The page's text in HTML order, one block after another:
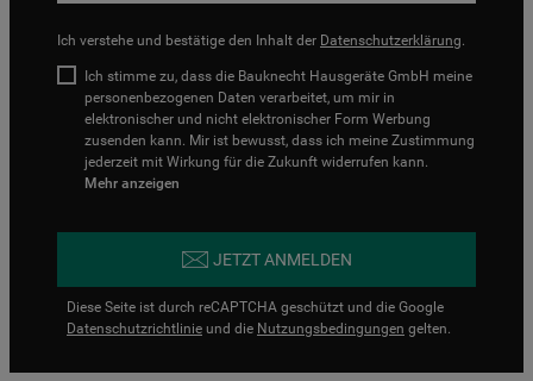
Ich verstehe und bestätige den Inhalt der Datenschutzerklärung.
Ich stimme zu, dass die Bauknecht Hausgeräte GmbH meine
personenbezogenen Daten verarbeitet, um mir in
elektronischer und nicht elektronischer Form Werbung
zusenden kann. Mir ist bewusst, dass ich meine Zustimmung
jederzeit mit Wirkung für die Zukunft widerrufen kann.
Mehr anzeigen
JETZT ANMELDEN
Diese Seite ist durch reCAPTCHA geschützt und die Google
Datenschutzrichtlinie und die Nutzungsbedingungen gelten.